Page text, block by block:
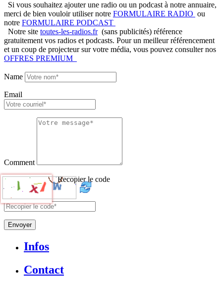
Si vous souhaitez ajouter une radio ou un podcast à notre annuaire,
merci de bien vouloir utiliser notre FORMULAIRE RADIO ou
notre FORMULAIRE PODCAST
Notre site toutes-les-radios.fr(sans publicités) référence
gratuitement vos radios et podcasts. Pour un meilleur référencement
et un coup de projecteur sur votre média, vous pouvez consulter nos
OFFRES PREMIUM
Name
Email
Comment
Recopier le code
Envoyer
Infos
Contact